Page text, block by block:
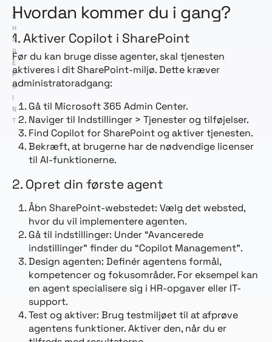
,
S
H
A
R
E
P
O
I
N
T
Hvordan kommer du i gang?
1. Aktiver Copilot i SharePoint
Før du kan bruge disse agenter, skal tjenesten
aktiveres i dit SharePoint-miljø. Dette kræver
administratoradgang:
Gå til Microsoft 365 Admin Center.
Naviger til Indstillinger > Tjenester og tilføjelser.
Find Copilot for SharePoint og aktiver tjenesten.
Bekræft, at brugerne har de nødvendige licenser
til AI-funktionerne.
2. Opret din første agent
Åbn SharePoint-webstedet: Vælg det websted,
hvor du vil implementere agenten.
Gå til indstillinger: Under “Avancerede
indstillinger” finder du “Copilot Management”.
Design agenten: Definér agentens formål,
kompetencer og fokusområder. For eksempel kan
en agent specialisere sig i HR-opgaver eller IT-
support.
Test og aktiver: Brug testmiljøet til at afprøve
agentens funktioner. Aktiver den, når du er